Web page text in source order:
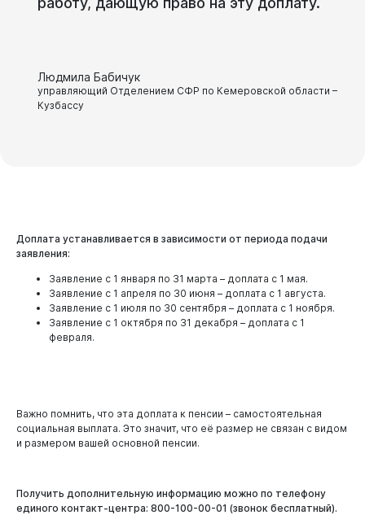
Людмила Бабичук
управляющий Отделением СФР по Кемеровской области –
Кузбассу
Доплата устанавливается в зависимости от периода подачи
заявления:
Заявление с 1 января по 31 марта – доплата с 1 мая.
Заявление с 1 апреля по 30 июня – доплата с 1 августа.
Заявление с 1 июля по 30 сентября – доплата с 1 ноября.
Заявление с 1 октября по 31 декабря – доплата с 1
февраля.
Важно помнить, что эта доплата к пенсии – самостоятельная
социальная выплата. Это значит, что её размер не связан с видом
и размером вашей основной пенсии.
Получить дополнительную информацию можно по телефону
единого контакт-центра: 800-100-00-01 (звонок бесплатный).